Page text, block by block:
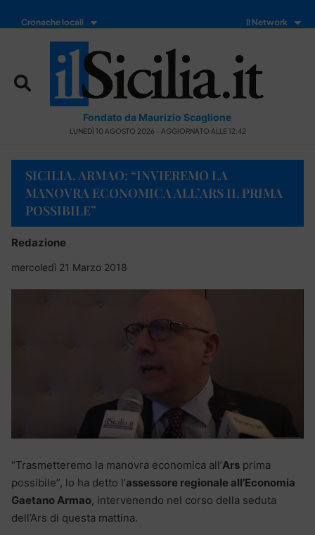
Cronache locali Il Network
Fondato da Maurizio Scaglione
LUNEDÌ 10 AGOSTO 2026 - AGGIORNATO ALLE 12:42
SICILIA. ARMAO: “INVIEREMO LA
MANOVRA ECONOMICA ALL’ARS IL PRIMA
POSSIBILE”
Redazione
mercoledì 21 Marzo 2018
“Trasmetteremo la manovra economica all’Ars prima
possibile”, lo ha detto l’assessore regionale all’Economia
Gaetano Armao, intervenendo nel corso della seduta
dell’Ars di questa mattina.